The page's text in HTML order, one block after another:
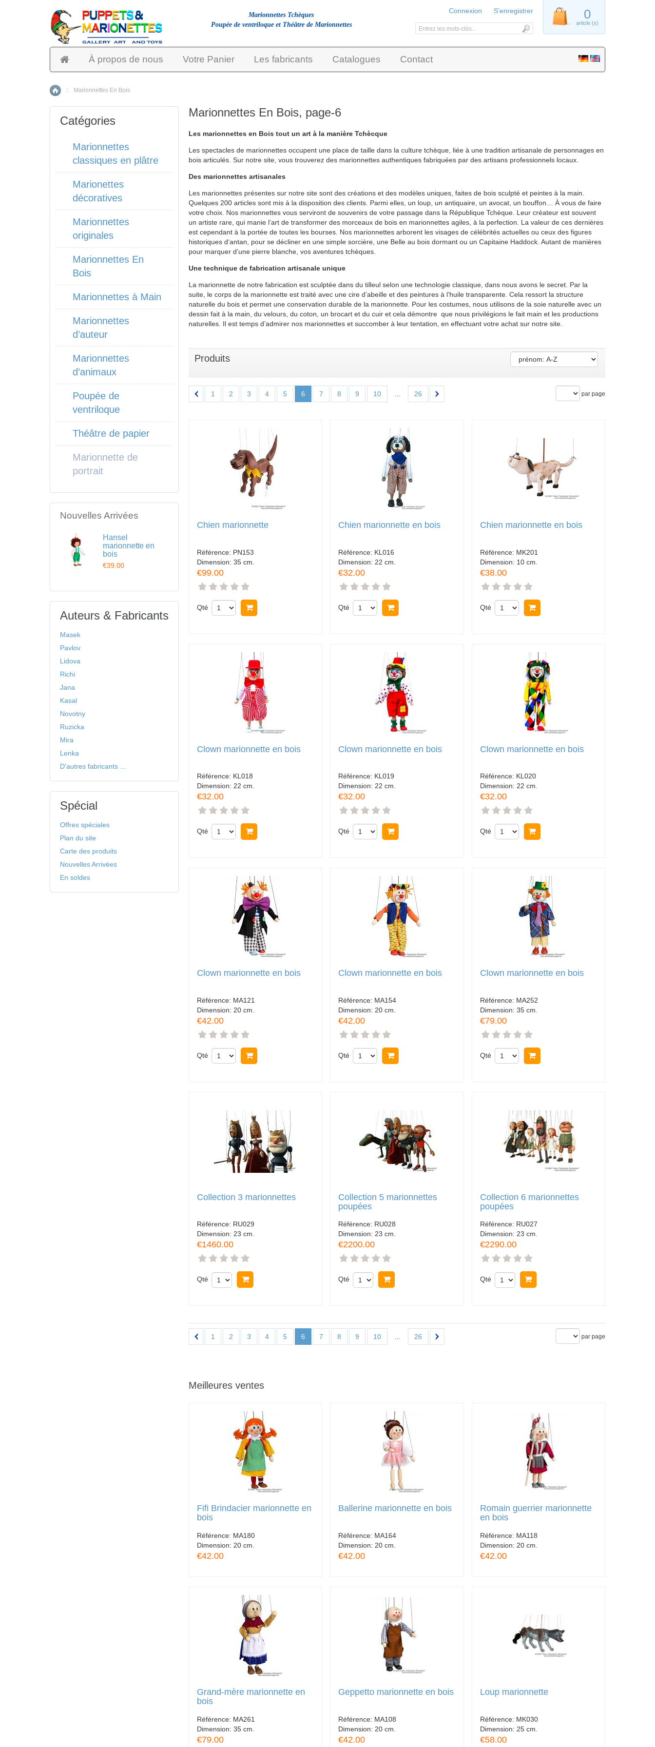
À propos de nous Votre Panier Les fabricants Catalogues Contact
Accueil
:: Marionnettes En Bois
Marionnettes En Bois, page-6
Les marionnettes en Bois tout un art à la manière Tchècque
Les spectacles de marionnettes occupent une place de taille dans la culture tchèque, liée à une tradition artisanale de personnages en
bois articulés. Sur notre site, vous trouverez des marionnettes authentiques fabriquées par des artisans professionnels locaux.
Des marionnettes artisanales
Les marionnettes présentes sur notre site sont des créations et des modèles uniques, faites de bois sculpté et peintes à la main.
Quelques 200 articles sont mis à la disposition des clients. Parmi elles, un loup, un antiquaire, un avocat, un bouffon… À vous de faire
votre choix. Nos marionnettes vous serviront de souvenirs de votre passage dans la République Tchèque. Leur créateur est souvent
un artiste rare, qui manie l’art de transformer des morceaux de bois en marionnettes agiles, à la perfection. La valeur de ces dernières
est cependant à la portée de toutes les bourses. Nos marionnettes arborent les visages de célébrités actuelles ou ceux des figures
historiques d‘antan, pour se décliner en une simple sorcière, une Belle au bois dormant ou un Capitaine Haddock. Autant de manières
pour marquer d’une pierre blanche, vos aventures tchèques.
Une technique de fabrication artisanale unique
La marionnette de notre fabrication est sculptée dans du tilleul selon une technologie classique, dans nous avons le secret. Par la
suite, le corps de la marionnette est traité avec une cire d’abeille et des peintures à l’huile transparente. Cela ressort la structure
naturelle du bois et permet une conservation durable de la marionnette. Pour les costumes, nous utilisons de la soie naturelle avec un
dessin fait à la main, du velours, du coton, un brocart et du cuir et cela démontre que nous privilégions le fait main et les productions
naturelles. Il est temps d’admirer nos marionnettes et succomber à leur tentation, en effectuant votre achat sur notre site.
Produits
1 2 3 4 5 6 7 8 9 10 26 par page
Chien marionnette
Référence: PN153
Dimension: 35 cm.
€99.00
Qté
Chien marionnette en bois
Référence: KL016
Dimension: 22 cm.
€32.00
Qté
Chien marionnette en bois
Référence: MK201
Dimension: 10 cm.
€38.00
Qté
Clown marionnette en bois
Référence: KL018
Dimension: 22 cm.
€32.00
Qté
Clown marionnette en bois
Référence: KL019
Dimension: 22 cm.
€32.00
Qté
Clown marionnette en bois
Référence: KL020
Dimension: 22 cm.
€32.00
Qté
Clown marionnette en bois
Référence: MA121
Dimension: 20 cm.
€42.00
Qté
Clown marionnette en bois
Référence: MA154
Dimension: 20 cm.
€42.00
Qté
Clown marionnette en bois
Référence: MA252
Dimension: 35 cm.
€79.00
Qté
Collection 3 marionnettes
Référence: RU029
Dimension: 23 cm.
€1460.00
Qté
Collection 5 marionnettes
poupées
Référence: RU028
Dimension:23 cm.
€2200.00
Qté
Collection 6 marionnettes
poupées
Référence: RU027
Dimension: 23 cm.
€2290.00
Qté
1 2 3 4 5 6 7 8 9 10 ... 26 par page
Meilleures ventes
Fifi Brindacier marionnette en
bois
Référence: MA180
Dimension: 20 cm.
€42.00
Ballerine marionnette en bois
Référence: MA164
Dimension: 20 cm.
€42.00
Romain guerrier marionnette
en bois
Référence: MA118
Dimension: 20 cm.
€42.00
Grand-mère marionnette en
bois
Référence: MA261
Dimension: 35 cm.
€79.00
Geppetto marionnette en bois
Référence: MA108
Dimension: 20 cm.
€42.00
Loup marionnette
Référence: MK030
Dimension: 25 cm.
€58.00
Catégories
Marionnettes
classiques en plâtre
Marionettes
décoratives
Marionnettes
originales
Marionnettes En
Bois
Marionnettes à Main
Marionnettes
d’auteur
Marionnettes
d’animaux
Poupée de
ventriloque
Théâtre de papier
Marionnette de
portrait
Nouvelles Arrivées
Hansel
marionnette en
bois
€39.00
Auteurs & Fabricants
Masek
Pavlov
Lidova
Richi
Jana
Kasal
Novotny
Ruzicka
Mira
Lenka
D'autres fabricants ...
Spécial
Offres spéciales
Plan du site
Carte des produits
Nouvelles Arrivées
En soldes
Marionnettes Tchèques
Poupée de ventriloque et Théâtre de Marionnettes
0
article (s)
Connexion S'enregistrer